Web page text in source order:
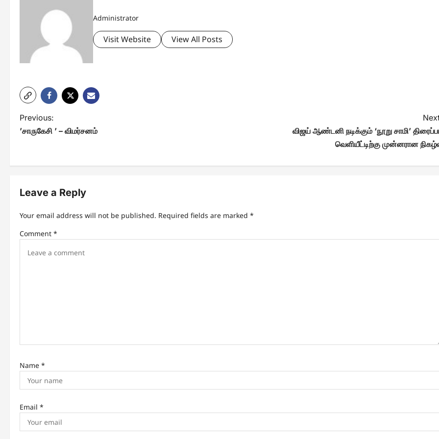
Administrator
Visit Website View All Posts
P
o
n
i
n
Previous:
’சாருகேசி ’ – விமர்சனம்
விஜய் ஆண்டனி நடிக்கும் ‘நூறு சாமி’
வெளியீட்டிற்கு முன்னரான
Leave a Reply
Your email address will not be published. Required fields are marked *
Comment *
Name *
Email *